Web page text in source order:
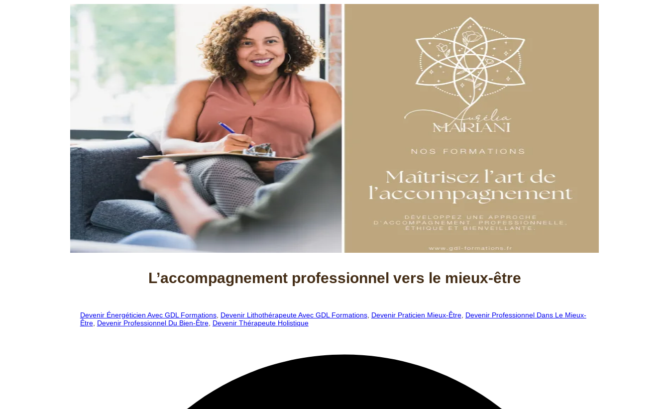
L’accompagnement professionnel vers le mieux-être
Devenir Énergéticien Avec GDL Formations, Devenir Lithothérapeute Avec GDL Formations, Devenir Praticien Mieux-Être, Devenir Professionnel Dans Le Mieux-
Être, Devenir Professionnel Du Bien-Être, Devenir Thérapeute Holistique